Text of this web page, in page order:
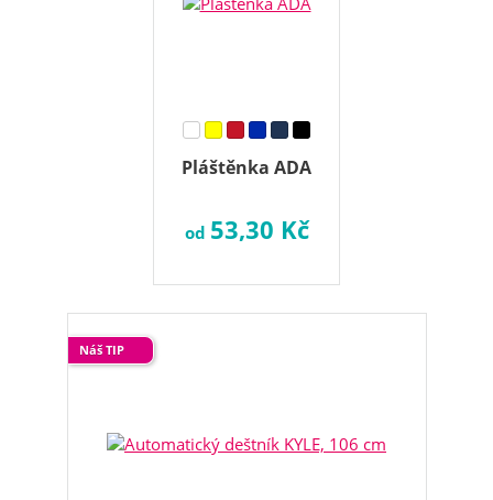
Pláštěnka ADA
od 53,30 Kč
Náš TIP